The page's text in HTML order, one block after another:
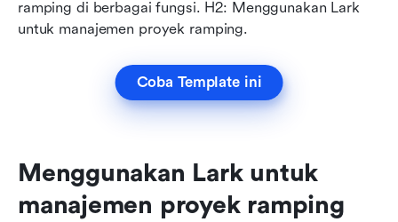
ramping di berbagai fungsi. H2: Menggunakan Lark
untuk manajemen proyek ramping.
Coba Template ini
Menggunakan Lark untuk
manajemen proyek ramping